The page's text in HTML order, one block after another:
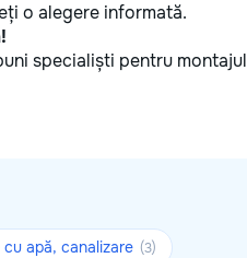
o alegere informată.
specialiști pentru
apă, canalizare (3)